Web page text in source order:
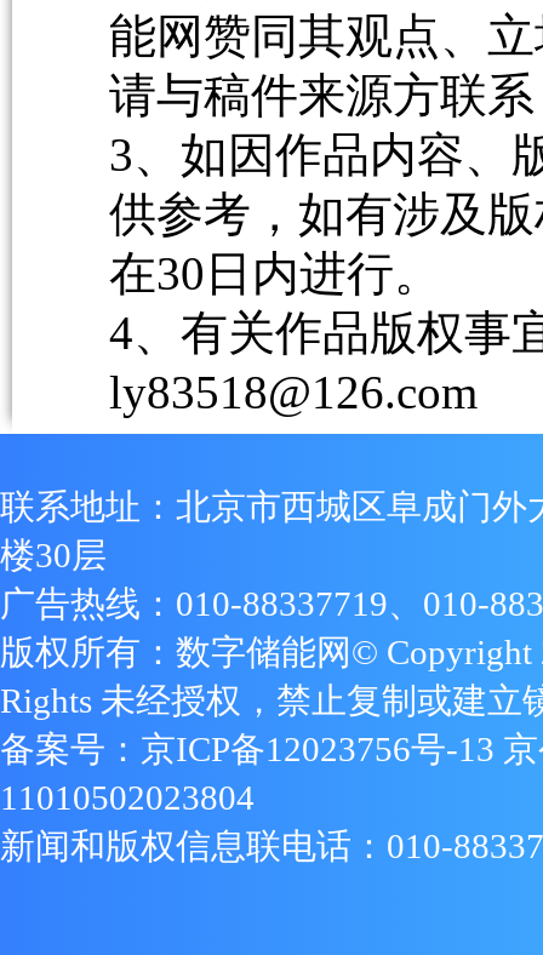
能网赞同其观点、
请与稿件来源方联
3、如因作品内容、
供参考，如有涉及
在30日内进行。
4、有关作品版权事
ly83518@126.com
联系地址：北京市西城区阜成门外
楼30层
广告热线：010-88337719、010-
版权所有：数字储能网© Copyright
Rights 未经授权，禁止复制或建立
备案号： 京ICP备12023756号-13
11010502023804
新闻和版权信息联电话：010-